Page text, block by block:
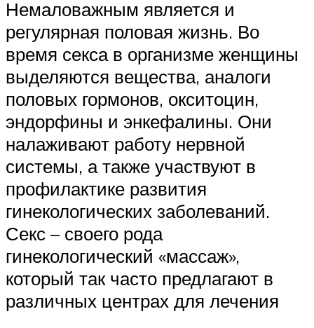
Немаловажным является и
регулярная половая жизнь. Во
время секса в организме женщины
выделяются вещества, аналоги
половых гормонов, окситоцин,
эндорфины и энкефалины. Они
налаживают работу нервной
системы, а также участвуют в
профилактике развития
гинекологических заболеваний.
Секс – своего рода
гинекологический «массаж»,
который так часто предлагают в
различных центрах для лечения